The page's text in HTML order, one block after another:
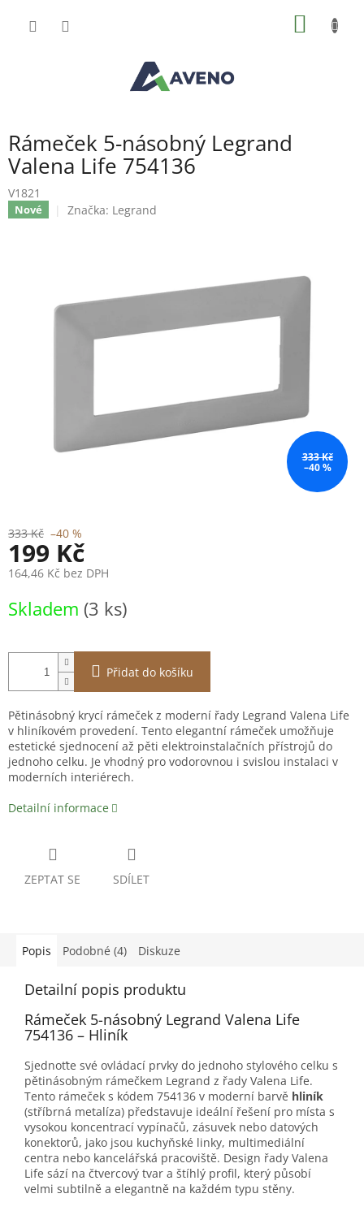
Rámeček 5-násobný Legrand
Valena Life 754136
V1821
Nové Značka: Legrand
333 Kč
–40 %
333 Kč –40 %
199 Kč
164,46 Kč bez DPH
cena:
Skladem (3 ks)
Přidat do košíku
Pětinásobný krycí rámeček z moderní řady Legrand Valena Life
v hliníkovém provedení. Tento elegantní rámeček umožňuje
estetické sjednocení až pěti elektroinstalačních přístrojů do
jednoho celku. Je vhodný pro vodorovnou i svislou instalaci v
moderních interiérech.
Detailní informace
ZEPTAT SE SDÍLET
Popis Podobné (4) Diskuze
Detailní popis produktu
Rámeček 5-násobný Legrand Valena Life
754136 – Hliník
Sjednoťte své ovládací prvky do jednoho stylového celku s
pětinásobným rámečkem Legrand z řady Valena Life.
Tento rámeček s kódem 754136 v moderní barvě hliník
(stříbrná metalíza) představuje ideální řešení pro místa s
vysokou koncentrací vypínačů, zásuvek nebo datových
konektorů, jako jsou kuchyňské linky, multimediální
centra nebo kancelářská pracoviště. Design řady Valena
Life sází na čtvercový tvar a štíhlý profil, který působí
velmi subtilně a elegantně na každém typu stěny.